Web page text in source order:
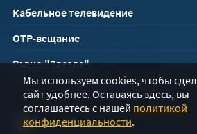
Кабельное телевидение
ОТР-вещание
Радио "Звезда"
Мы используем cookies, чтобы
сайт удобнее. Оставаясь здесь, вы
соглашаетесь с нашей политикой
конфиденциальности.